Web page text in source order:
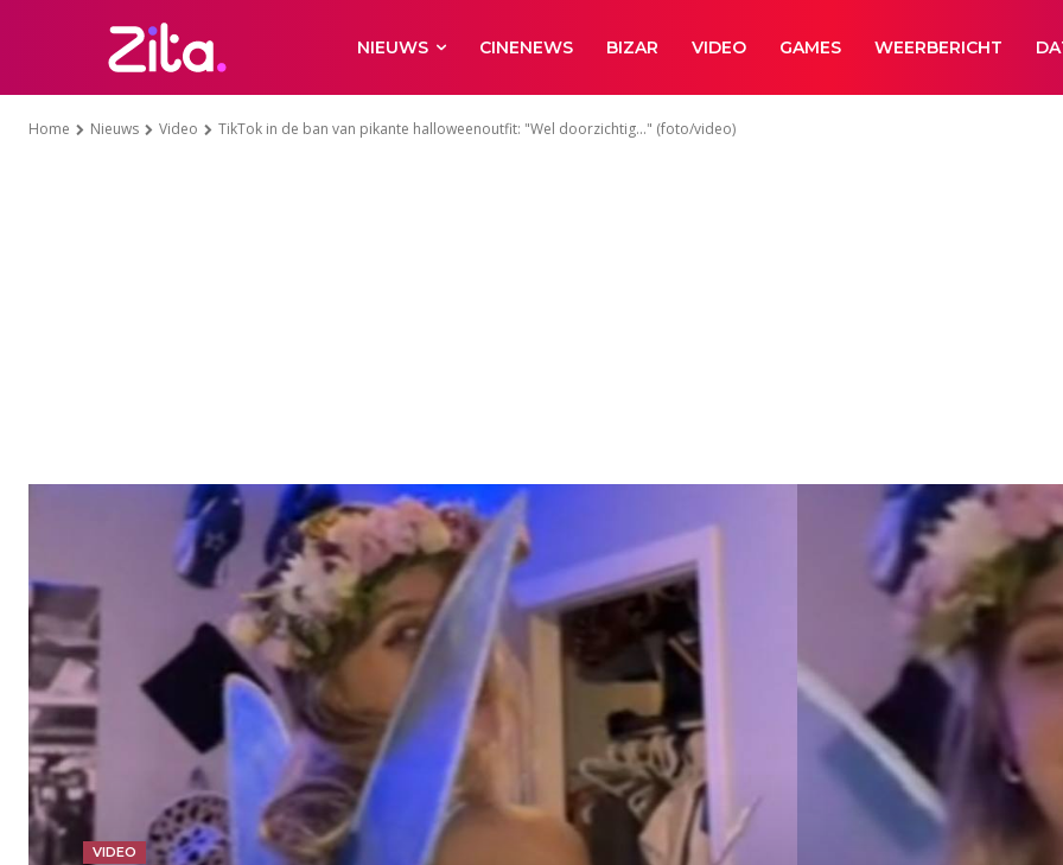
NIEUWS CINENEWS BIZAR VIDEO GAMES WEERBERICHT
Home Nieuws Video TikTok in de ban van pikante halloweenoutfit: "Wel doorzichtig..." (foto/video)
VIDEO